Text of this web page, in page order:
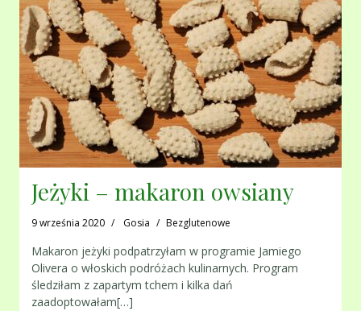
Jeżyki – makaron owsiany
9 września 2020 Gosia Bezglutenowe
Makaron jeżyki podpatrzyłam w programie Jamiego
Olivera o włoskich podróżach kulinarnych. Program
śledziłam z zapartym tchem i kilka dań
zaadoptowałam[…]